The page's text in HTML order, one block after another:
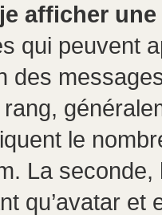
afficher
qui peuvent
des
le
La
qu’avatar et